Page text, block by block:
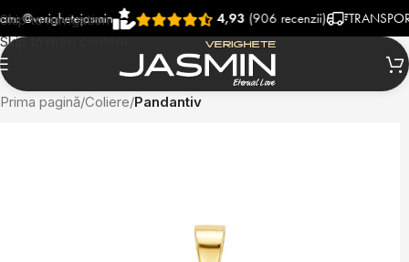
Skip to navigation
Skip to main content
4,93(906 recenzii) TRANSPORT
Prima pagină Coliere Pandantiv